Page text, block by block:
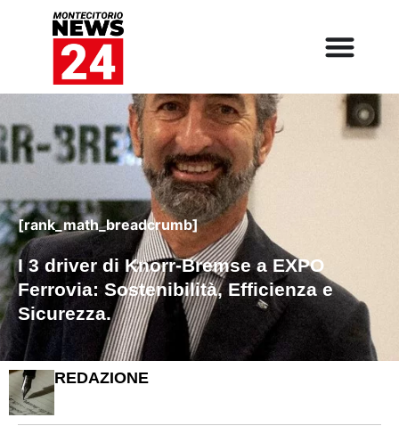
[rank_math_breadcrumb]
I 3 driver di Knorr-Bremse a EXPO
Ferrovia: Sostenibilità, Efficienza e
Sicurezza.
REDAZIONE